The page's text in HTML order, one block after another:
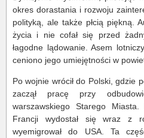
okres dorastania i rozwoju
polityką, ale także płcią piękną.
życia i nie cofał się przed
łagodne lądowanie. Asem
ceniono jego umiejętności w
Po wojnie wrócił do Polski, gdzie
zaczął pracę przy
warszawskiego Starego
Francji wydostał się wraz z
wyemigrował do USA. Ta